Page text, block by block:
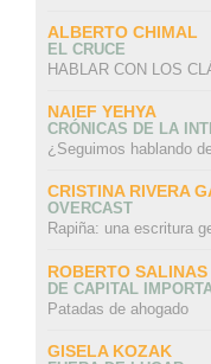
ALBERTO CHIMAL
EL CRUCE
HABLAR CON LOS
NAIEF YEHYA
CRÓNICAS DE LA
¿Seguimos hablando
CRISTINA RIVERA
OVERCAST
Rapiña: una escritura
ROBERTO
DE CAPITAL
Patadas de ahogado
GISELA KOZAK